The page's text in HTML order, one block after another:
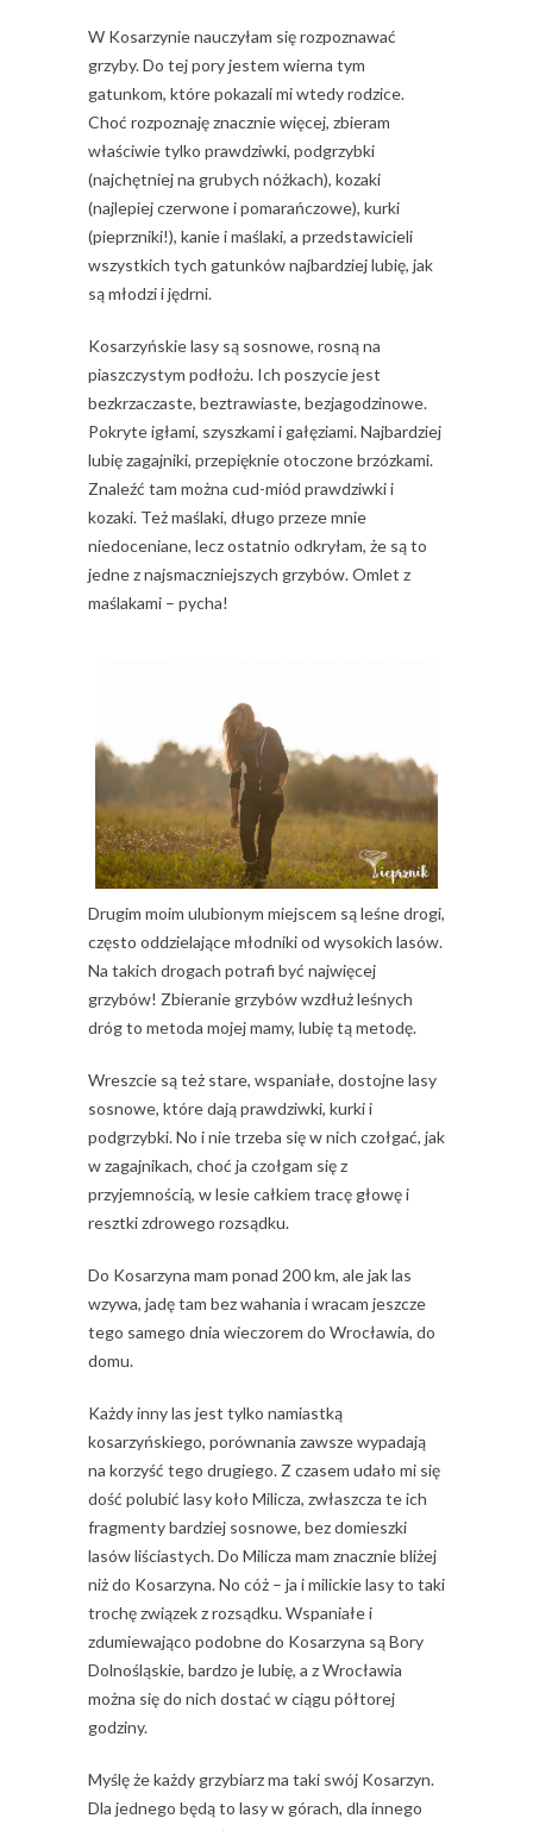
W Kosarzynie nauczyłam się rozpoznawać
grzyby. Do tej pory jestem wierna tym
gatunkom, które pokazali mi wtedy rodzice.
Choć rozpoznaję znacznie więcej, zbieram
właściwie tylko prawdziwki, podgrzybki
(najchętniej na grubych nóżkach), kozaki
(najlepiej czerwone i pomarańczowe), kurki
(pieprzniki!), kanie i maślaki, a przedstawicieli
wszystkich tych gatunków najbardziej lubię, jak
są młodzi i jędrni.
Kosarzyńskie lasy są sosnowe, rosną na
piaszczystym podłożu. Ich poszycie jest
bezkrzaczaste, beztrawiaste, bezjagodzinowe.
Pokryte igłami, szyszkami i gałęziami. Najbardziej
lubię zagajniki, przepięknie otoczone brzózkami.
Znaleźć tam można cud-miód prawdziwki i
kozaki. Też maślaki, długo przeze mnie
niedoceniane, lecz ostatnio odkryłam, że są to
jedne z najsmaczniejszych grzybów. Omlet z
maślakami – pycha!
Drugim moim ulubionym miejscem są leśne drogi,
często oddzielające młodniki od wysokich lasów.
Na takich drogach potrafi być najwięcej
grzybów! Zbieranie grzybów wzdłuż leśnych
dróg to metoda mojej mamy, lubię tą metodę.
Wreszcie są też stare, wspaniałe, dostojne lasy
sosnowe, które dają prawdziwki, kurki i
podgrzybki. No i nie trzeba się w nich czołgać, jak
w zagajnikach, choć ja czołgam się z
przyjemnością, w lesie całkiem tracę głowę i
resztki zdrowego rozsądku.
Do Kosarzyna mam ponad 200 km, ale jak las
wzywa, jadę tam bez wahania i wracam jeszcze
tego samego dnia wieczorem do Wrocławia, do
domu.
Każdy inny las jest tylko namiastką
kosarzyńskiego, porównania zawsze wypadają
na korzyść tego drugiego. Z czasem udało mi się
dość polubić lasy koło Milicza, zwłaszcza te ich
fragmenty bardziej sosnowe, bez domieszki
lasów liściastych. Do Milicza mam znacznie bliżej
niż do Kosarzyna. No cóż – ja i milickie lasy to taki
trochę związek z rozsądku. Wspaniałe i
zdumiewająco podobne do Kosarzyna są Bory
Dolnośląskie, bardzo je lubię, a z Wrocławia
można się do nich dostać w ciągu półtorej
godziny.
Myślę że każdy grzybiarz ma taki swój Kosarzyn.
Dla jednego będą to lasy w górach, dla innego